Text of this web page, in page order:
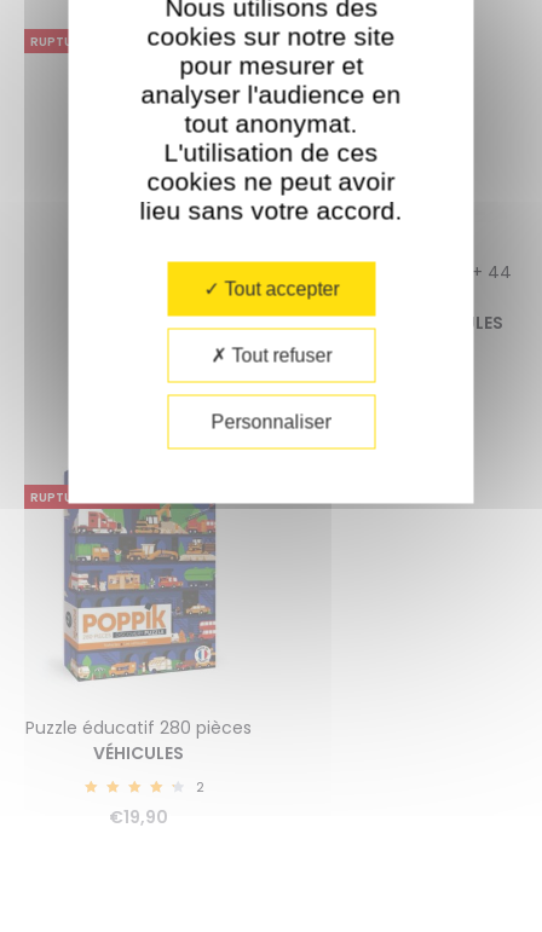
RUPTURE DE STOCK
7
RUPTURE DE STOCK
Poster pédagogique + 44
VROUM ! LES VÉHICULES
4.67
RUPTURE DE STOCK
Puzzle éducatif 280 pièces
VÉHICULES
2
€19,90
Nous utilisons des
cookies sur notre site
pour mesurer et
analyser l'audience en
tout anonymat.
L'utilisation de ces
cookies ne peut avoir
lieu sans votre accord.​
Tout accepter
Tout refuser
Personnaliser